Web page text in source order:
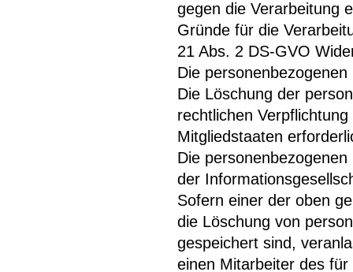
gegen die Verarbeitung
Gründe für die
21 Abs. 2 DS-GVO
Die
Die Löschung der
rechtlichen
Mitgliedstaaten
Die
der
Sofern einer der oben
die Löschung von
gespeichert sind,
einen Mitarbeiter des